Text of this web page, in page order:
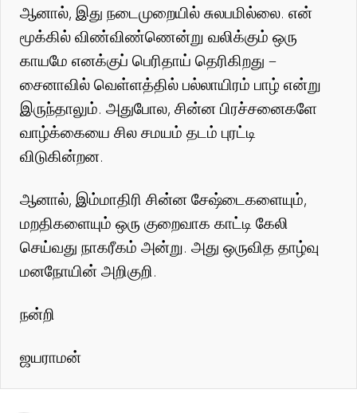
ஆனால், இது நடைமுறையில் சுலபமில்லை. என்
மூக்கில் விண்விண்ணென்று வலிக்கும் ஒரு
காயமே எனக்குப் பெரிதாய் தெரிகிறது –
சைனாவில் வெள்ளத்தில் பல்லாயிரம் பாழ் என்று
இருந்தாலும். அதுபோல, சின்ன பிரச்சனைகளே
வாழ்க்கையை சில சமயம் தடம் புரட்டி
விடுகின்றன.
ஆனால், இம்மாதிரி சின்ன சேஷ்டைகளையும்,
மறதிகளையும் ஒரு குறைவாக காட்டி கேலி
செய்வது நாகரீகம் அன்று. அது ஒருவித தாழ்வு
மனநோயின் அறிகுறி.
நன்றி
ஜயராமன்